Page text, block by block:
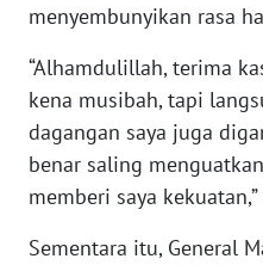
menyembunyikan rasa
“Alhamdulillah, terima
kena musibah, tapi
dagangan saya juga
benar saling
memberi saya
Sementara itu, General
WN
JOGJA
WN